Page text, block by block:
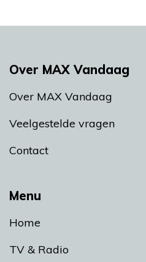
Menu
Home
TV & Radio
Over MAX Vandaag
Over MAX Vandaag
Veelgestelde vragen
Contact